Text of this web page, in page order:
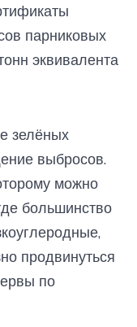
парниковых
эквивалента
зелёных
выбросов.
можно
большинство
продвинуться
по